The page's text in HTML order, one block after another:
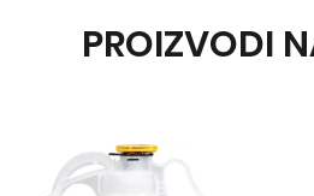
PROIZVODI